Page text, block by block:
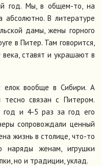
год. Мы, в общем-то, на
абсолютно. В литературе
дамы, жены горного
в Питер. Там говорится,
ставят и украшают в
вообще в Сибири. А
связан с Питером.
год и 4-5 раз за год его
сопровождали ценный
жизнь в столице, что-то
наряды женам, игрушки
но и традиции, уклад.